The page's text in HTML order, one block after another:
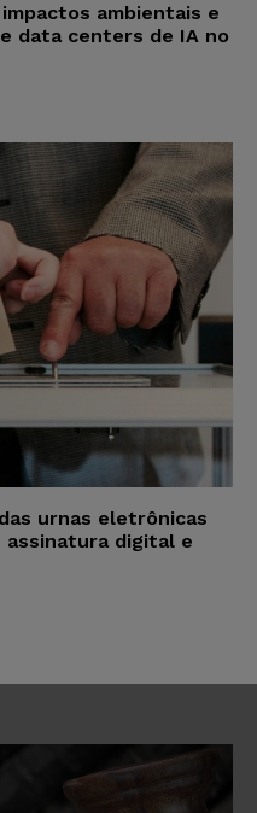
ambientais e
data centers de IA no
urnas eletrônicas
digital e